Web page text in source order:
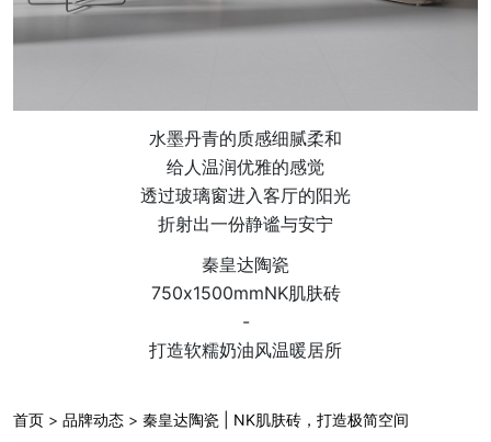
水墨丹青的质感细腻柔和
给人温润优雅的感觉
透过玻璃窗进入客厅的阳光
折射出一份静谧与安宁
秦皇达陶瓷
750x1500mmNK肌肤砖
-
打造软糯奶油风温暖居所
首页 > 品牌动态 > 秦皇达陶瓷 | NK肌肤砖，打造极简空间